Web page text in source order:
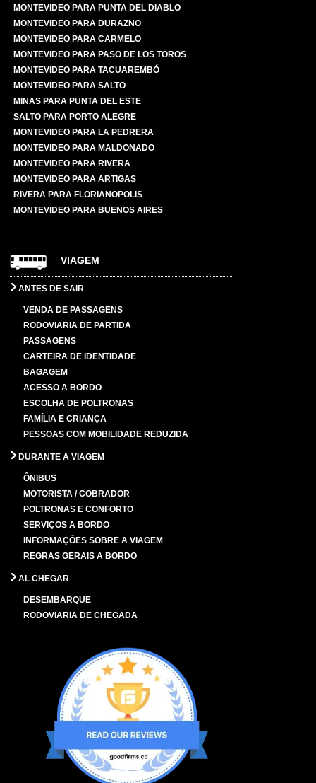
MONTEVIDEO PARA PUNTA DEL DIABLO
MONTEVIDEO PARA DURAZNO
MONTEVIDEO PARA CARMELO
MONTEVIDEO PARA PASO DE LOS TOROS
MONTEVIDEO PARA TACUAREMBÓ
MONTEVIDEO PARA SALTO
MINAS PARA PUNTA DEL ESTE
SALTO PARA PORTO ALEGRE
MONTEVIDEO PARA LA PEDRERA
MONTEVIDEO PARA MALDONADO
MONTEVIDEO PARA RIVERA
MONTEVIDEO PARA ARTIGAS
RIVERA PARA FLORIANOPOLIS
MONTEVIDEO PARA BUENOS AIRES
VIAGEM
ANTES DE SAIR
VENDA DE PASSAGENS
RODOVIARIA DE PARTIDA
PASSAGENS
CARTEIRA DE IDENTIDADE
BAGAGEM
ACESSO A BORDO
ESCOLHA DE POLTRONAS
FAMÍLIA E CRIANÇA
PESSOAS COM MOBILIDADE REDUZIDA
DURANTE A VIAGEM
ÔNIBUS
MOTORISTA / COBRADOR
POLTRONAS E CONFORTO
SERVIÇOS A BORDO
INFORMAÇÕES SOBRE A VIAGEM
REGRAS GERAIS A BORDO
AL CHEGAR
DESEMBARQUE
RODOVIARIA DE CHEGADA